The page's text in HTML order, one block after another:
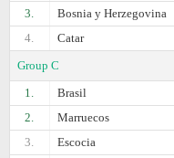
3.
Bosnia y Herzegovina
4.
Catar
Group C
1.
Brasil
2.
Marruecos
3.
Escocia